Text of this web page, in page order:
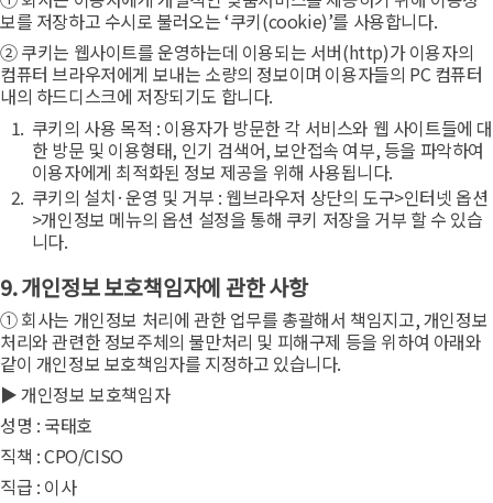
보를 저장하고 수시로 불러오는 ‘쿠키(cookie)’를 사용합니다.
② 쿠키는 웹사이트를 운영하는데 이용되는 서버(http)가 이용자의
컴퓨터 브라우저에게 보내는 소량의 정보이며 이용자들의 PC 컴퓨터
내의 하드디스크에 저장되기도 합니다.
쿠키의 사용 목적 : 이용자가 방문한 각 서비스와 웹 사이트들에 대
한 방문 및 이용형태, 인기 검색어, 보안접속 여부, 등을 파악하여
이용자에게 최적화된 정보 제공을 위해 사용됩니다.
쿠키의 설치·운영 및 거부 : 웹브라우저 상단의 도구>인터넷 옵션
>개인정보 메뉴의 옵션 설정을 통해 쿠키 저장을 거부 할 수 있습
니다.
9. 개인정보 보호책임자에 관한 사항
① 회사는 개인정보 처리에 관한 업무를 총괄해서 책임지고, 개인정보
처리와 관련한 정보주체의 불만처리 및 피해구제 등을 위하여 아래와
같이 개인정보 보호책임자를 지정하고 있습니다.
▶ 개인정보 보호책임자
성명 : 국태호
직책 : CPO/CISO
직급 : 이사